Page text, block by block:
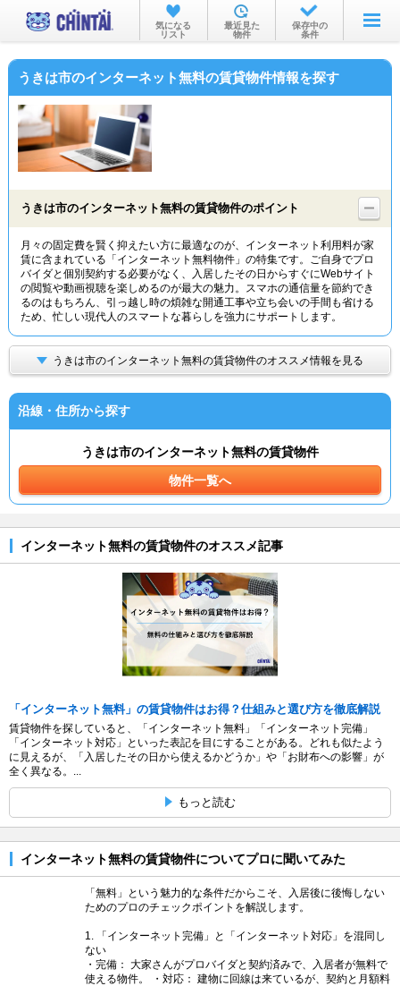
お部屋を探す
沿線・駅から
物件特集から
TOP
気になる
リスト
最近見た
物件
保存中の
条件
うきは市のインターネット無料の賃貸物件情報を探す
うきは市のインターネット無料の賃貸物件のポイント
月々の固定費を賢く抑えたい方に最適なのが、インターネット利用料が家
賃に含まれている「インターネット無料物件」の特集です。ご自身でプロ
バイダと個別契約する必要がなく、入居したその日からすぐにWebサイト
の閲覧や動画視聴を楽しめるのが最大の魅力。スマホの通信量を節約でき
るのはもちろん、引っ越し時の煩雑な開通工事や立ち会いの手間も省ける
ため、忙しい現代人のスマートな暮らしを強力にサポートします。
うきは市のインターネット無料の賃貸物件のオススメ情報を見る
沿線・住所から探す
うきは市のインターネット無料の賃貸物件
物件一覧へ
インターネット無料の賃貸物件のオススメ記事
「インターネット無料」の賃貸物件はお得？仕組みと選び方を徹底解説
賃貸物件を探していると、「インターネット無料」「インターネット完備」
「インターネット対応」といった表記を目にすることがある。どれも似たよう
に見えるが、「入居したその日から使えるかどうか」や「お財布への影響」が
全く異なる。...
もっと読む
インターネット無料の賃貸物件についてプロに聞いてみた
「無料」という魅力的な条件だからこそ、入居後に後悔しない
ためのプロのチェックポイントを解説します。
1. 「インターネット完備」と「インターネット対応」を混同し
ない
・完備： 大家さんがプロバイダと契約済みで、入居者が無料で
使える物件。 ・対応： 建物に回線は来ているが、契約と月額料